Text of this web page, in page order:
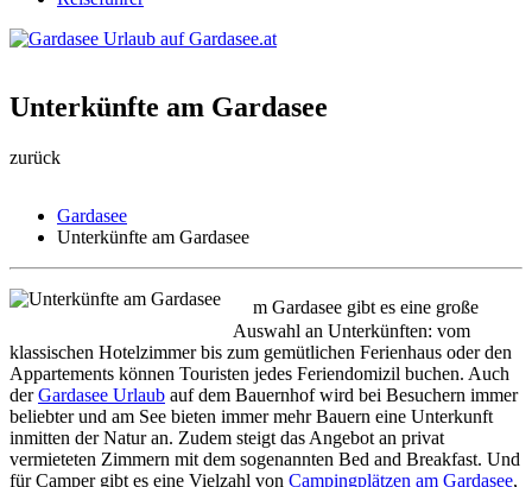
Unterkünfte am Gardasee
zurück
Gardasee
Unterkünfte am Gardasee
m Gardasee gibt es eine große
Auswahl an Unterkünften: vom
klassischen Hotelzimmer bis zum gemütlichen Ferienhaus oder den
Appartements können Touristen jedes Feriendomizil buchen. Auch
derGardasee Urlaub auf dem Bauernhof wird bei Besuchern immer
beliebter und am See bieten immer mehr Bauern eine Unterkunft
inmitten der Natur an. Zudem steigt das Angebot an privat
vermieteten Zimmern mit dem sogenannten Bed and Breakfast. Und
für Camper gibt es eine Vielzahl von Campingplätzen am Gardasee,